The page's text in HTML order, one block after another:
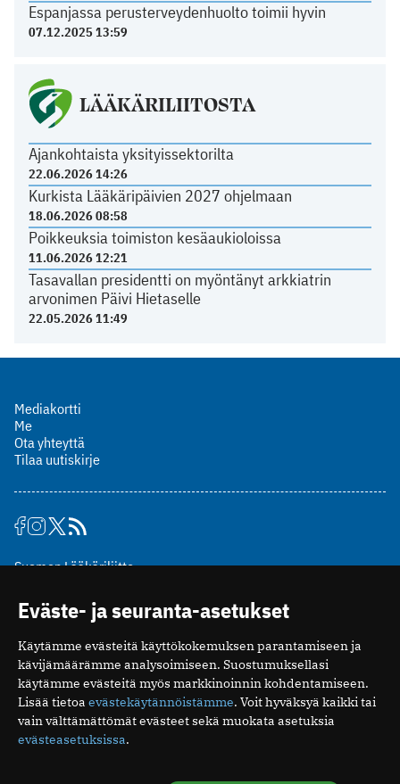
Espanjassa perusterveydenhuolto toimii hyvin
07.12.2025 13:59
LÄÄKÄRILIITOSTA
Ajankohtaista yksityissektorilta
22.06.2026 14:26
Kurkista Lääkäripäivien 2027 ohjelmaan
18.06.2026 08:58
Poikkeuksia toimiston kesäaukioloissa
11.06.2026 12:21
Tasavallan presidentti on myöntänyt arkkiatrin
arvonimen Päivi Hietaselle
22.05.2026 11:49
Mediakortti
Me
Ota yhteyttä
Tilaa uutiskirje
Suomen Lääkäriliitto
00510 Helsinki
puh. (09) 393 091
toimitus@potilaanlaakarilehti.fi
ISSN 2323-9476
Eväste- ja seuranta-asetukset
Käytämme evästeitä käyttökokemuksen parantamiseen ja
kävijämäärämme analysoimiseen. Suostumuksellasi
käytämme evästeitä myös markkinoinnin kohdentamiseen.
Lisää tietoa evästekäytännöistämme. Voit hyväksyä kaikki tai
vain välttämättömät evästeet sekä muokata asetuksia
evästeasetuksissa.